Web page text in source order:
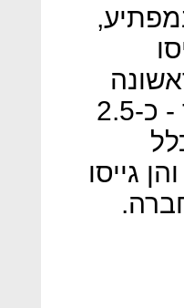
ראשונה
נסגרו וקבוצה זו היא שגייסה את ההון הגדול ביותר - כ-2.5
כלל
והן גייסו